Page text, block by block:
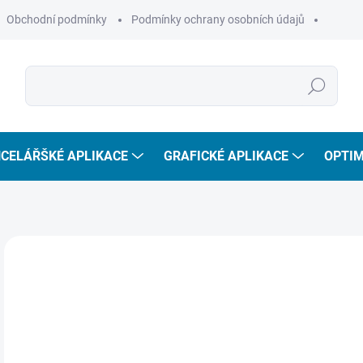
Obchodní podmínky Podmínky ochrany osobních údajů
Hledat
APLIKACE GRAFICKÉ APLIKACE